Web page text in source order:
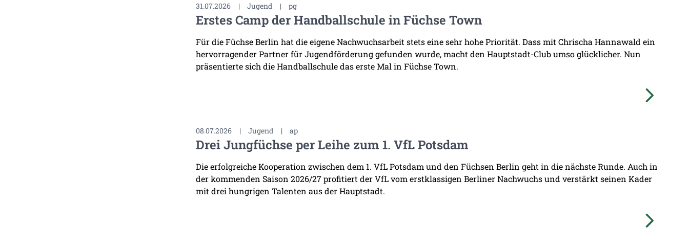
31.07.2026 | Jugend | pg
Erstes Camp der Handballschule in Füchse Town
Für die Füchse Berlin hat die eigene Nachwuchsarbeit stets eine sehr hohe Priorität. Dass mit Chrischa Hannawald ein
hervorragender Partner für Jugendförderung gefunden wurde, macht den Hauptstadt-Club umso glücklicher. Nun
präsentierte sich die Handballschule das erste Mal in Füchse Town.
08.07.2026 | Jugend | ap
Drei Jungfüchse per Leihe zum 1. VfL Potsdam
Die erfolgreiche Kooperation zwischen dem 1. VfL Potsdam und den Füchsen Berlin geht in die nächste Runde. Auch in
der kommenden Saison 2026/27 profitiert der VfL vom erstklassigen Berliner Nachwuchs und verstärkt seinen Kader
mit drei hungrigen Talenten aus der Hauptstadt.